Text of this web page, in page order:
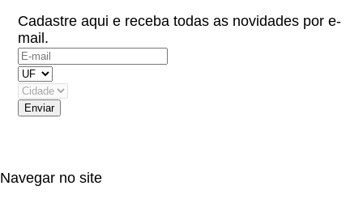
Cadastre aqui e receba todas as novidades por e-
mail.
Navegar no site